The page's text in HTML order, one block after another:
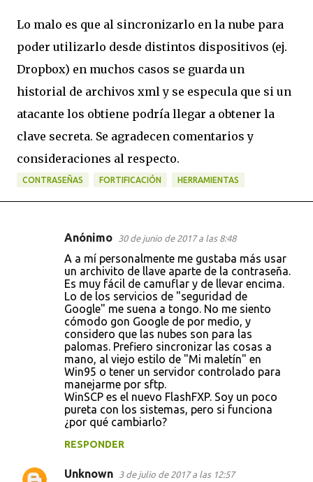
Lo malo es que al sincronizarlo en la nube para
poder utilizarlo desde distintos dispositivos (ej.
Dropbox) en muchos casos se guarda un
historial de archivos xml y se especula que si un
atacante los obtiene podría llegar a obtener la
clave secreta. Se agradecen comentarios y
consideraciones al respecto.
CONTRASEÑAS FORTIFICACIÓN HERRAMIENTAS
Anónimo 30 de junio de 2017 a las 8:48
A a mí personalmente me gustaba más usar
un archivito de llave aparte de la contraseña.
Es muy fácil de camuflar y de llevar encima.
Lo de los servicios de "seguridad de
Google" me suena a tongo. No me siento
cómodo gon Google de por medio, y
considero que las nubes son para las
palomas. Prefiero sincronizar las cosas a
mano, al viejo estilo de "Mi maletín" en
Win95 o tener un servidor controlado para
manejarme por sftp.
WinSCP es el nuevo FlashFXP. Soy un poco
pureta con los sistemas, pero si funciona
¿por qué cambiarlo?
RESPONDER
Unknown 3 de julio de 2017 a las 12:57